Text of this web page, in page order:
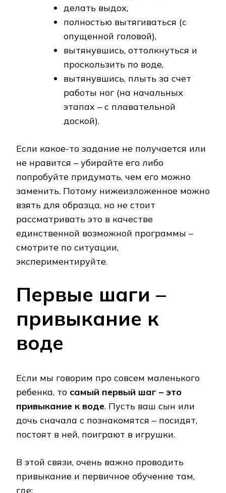
делать выдох,
полностью вытягиваться (с
опущенной головой),
вытянувшись, оттолкнуться и
проскользить по воде,
вытянувшись, плыть за счет
работы ног (на начальных
этапах – с плавательной
доской).
Если какое-то задание не получается или
не нравится – убирайте его либо
попробуйте придумать, чем его можно
заменить. Потому нижеизложенное можно
взять для образца, но не стоит
рассматривать это в качестве
единственной возможной программы –
смотрите по ситуации,
экспериментируйте.
Первые шаги –
привыкание к
воде
Если мы говорим про совсем маленького
ребенка, то самый первый шаг – это
привыкание к воде. Пусть ваш сын или
дочь сначала с познакомятся – посидят,
постоят в ней, поиграют в игрушки.
В этой связи, очень важно проводить
привыкание и первичное обучение там,
где: